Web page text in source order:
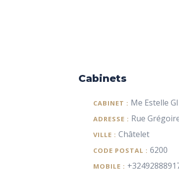
Cabinets
CABINET : Me Estelle
ADRESSE : Rue
VILLE : Châtelet
CODE POSTAL : 6200
MOBILE :